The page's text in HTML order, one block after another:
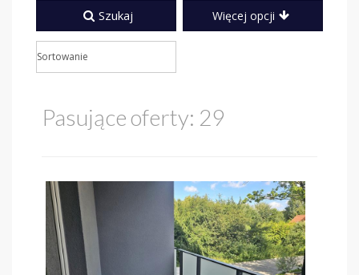
Szukaj Więcej opcji
Pasujące oferty: 29